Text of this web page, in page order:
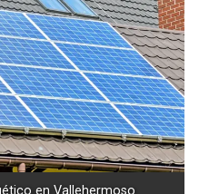
en Vallehermoso